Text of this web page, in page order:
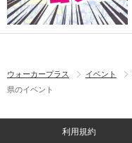
ウォーカープラス イベント
県のイベント
利用規約